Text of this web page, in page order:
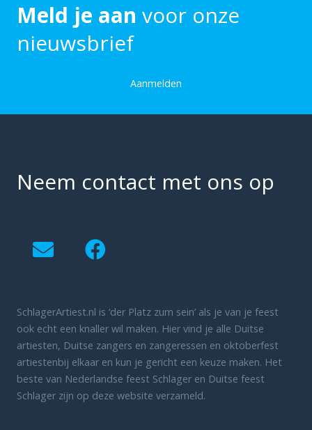
Meld je aan voor onze
nieuwsbrief
Aanmelden
Neem contact met ons op
SchlagerArtiest.nl is ‘der Platz zum sein’ als je van je feest
ook echt een knaller wil maken. Hier vind je alle Duitse
artiesten, Duitse zangers en zangeressen en oktoberfest
artiestenbij elkaar en kun je gericht een keuze maken. Het
beste van Nederlandse feest Schlager en Duitse feest
Schlager zijn op deze website verzameld.